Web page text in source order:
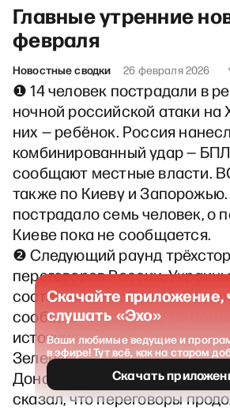
Главные утренние
февраля
Новостные сводки 26 февраля 2026
❶ 14 человек пострадали в
ночной российской атаки на
них — ребёнок. Россия
комбинированный удар —
сообщают местные власти.
также по Киеву и
пострадало семь человек, о
Киеве пока не сообщается.
❷ Следующий раунд
переговоров России,
состояться в районе 4–5
сообщает Bloomberg со
источники. Накануне
Зеленский провёл
Дональдом Трампом. После
сказал, что переговоры
Скачайте приложение,
слушать «Эхо»
Ваши любимые ведущие и
в эфире! Тут всё, как на старом
Скачать